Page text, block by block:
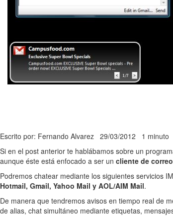
Escrito por: Fernando Alvarez 29/03/2012 1 minuto
Si en el post anterior te hablábamos sobre un
aunque éste está enfocado a ser un cliente de
Podremos chatear mediante los siguientes servicios
Hotmail, Gmail, Yahoo Mail y AOL/AIM Mail.
De manera que tendremos avisos en tiempo real de
de alias, chat simultáneo mediante etiquetas,